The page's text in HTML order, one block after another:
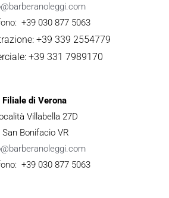
+39 030 877 5063
+39 339 2554779
+39 331 7989170
Filiale di Verona
Villabella 27D
San Bonifacio VR
+39 030 877 5063